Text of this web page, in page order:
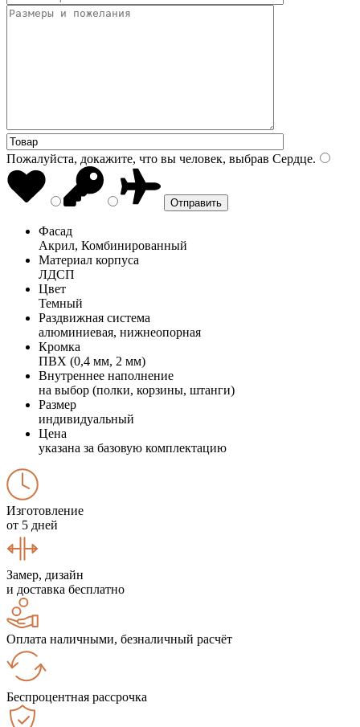
Пожалуйста, докажите, что вы человек, выбрав Сердце.
Фасад
Акрил, Комбинированный
Материал корпуса
ЛДСП
Цвет
Темный
Раздвижная система
алюминиевая, нижнеопорная
Кромка
ПВХ (0,4 мм, 2 мм)
Внутреннее наполнение
на выбор (полки, корзины, штанги)
Размер
индивидуальный
Цена
указана за базовую комплектацию
Изготовление
от 5 дней
Замер, дизайн
и доставка бесплатно
Оплата наличными, безналичный расчёт
Беспроцентная рассрочка